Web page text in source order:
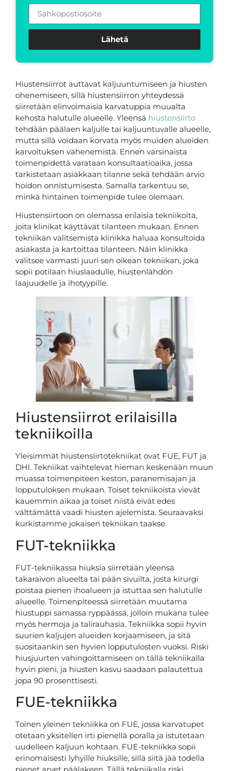
Lähetä
Hiustensiirrot auttavat kaljuuntumiseen ja hiusten
ohenemiseen, sillä hiustensiirron yhteydessä
siirretään elinvoimaisia karvatuppia muualta
kehosta halutulle alueelle. Yleensä hiustensiirto
tehdään päälaen kaljulle tai kaljuuntuvalle alueelle,
mutta sillä voidaan korvata myös muiden alueiden
karvoituksen vähenemistä. Ennen varsinaista
toimenpidettä varataan konsultaatioaika, jossa
tarkistetaan asiakkaan tilanne sekä tehdään arvio
hoidon onnistumisesta. Samalla tarkentuu se,
minkä hintainen toimenpide tulee olemaan.
Hiustensiirtoon on olemassa erilaisia tekniikoita,
joita klinikat käyttävät tilanteen mukaan. Ennen
tekniikan valitsemista klinikka haluaa konsultoida
asiakasta ja kartoittaa tilanteen. Näin klinikka
valitsee varmasti juuri sen oikean tekniikan, joka
sopii potilaan hiuslaadulle, hiustenlähdön
laajuudelle ja ihotyypille.
Hiustensiirrot erilaisilla
tekniikoilla
Yleisimmät hiustensiirtotekniikat ovat FUE, FUT ja
DHI. Tekniikat vaihtelevat hieman keskenään muun
muassa toimenpiteen keston, paranemisajan ja
lopputuloksen mukaan. Toiset tekniikoista vievät
kauemmin aikaa ja toiset niistä eivät edes
välttämättä vaadi hiusten ajelemista. Seuraavaksi
kurkistamme jokaisen tekniikan taakse.
FUT-tekniikka
FUT-tekniikassa hiuksia siirretään yleensä
takaraivon alueelta tai pään sivuilta, josta kirurgi
poistaa pienen ihoalueen ja istuttaa sen halutulle
alueelle. Toimenpiteessä siirretään muutama
hiustuppi samassa ryppäässä, jolloin mukana tulee
myös hermoja ja talirauhasia. Tekniikka sopii hyvin
suurien kaljujen alueiden korjaamiseen, ja sitä
suositaankin sen hyvien lopputulosten vuoksi. Riski
hiusjuurten vahingoittamiseen on tällä tekniikalla
hyvin pieni, ja hiusten kasvu saadaan palautettua
jopa 90 prosenttisesti.
FUE-tekniikka
Toinen yleinen tekniikka on FUE, jossa karvatupet
otetaan yksitellen irti pienellä poralla ja istutetaan
uudelleen kaljuun kohtaan. FUE-tekniikka sopii
erinomaisesti lyhyille hiuksille, sillä siitä jää todella